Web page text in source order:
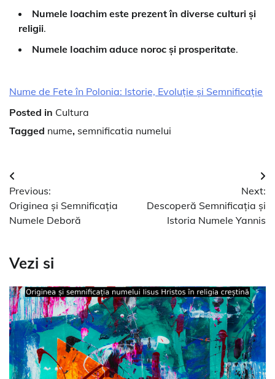
Numele Ioachim este prezent în diverse culturi și
religii.
Numele Ioachim aduce noroc și prosperitate.
Nume de Fete în Polonia: Istorie, Evoluție și Semnificație
Posted in Cultura
Tagged nume, semnificatia numelui
Navigare
în
articole
Previous:
Originea și Semnificația
Numele Deboră
Next:
Descoperă Semnificația și
Istoria Numele Yannis
Vezi si